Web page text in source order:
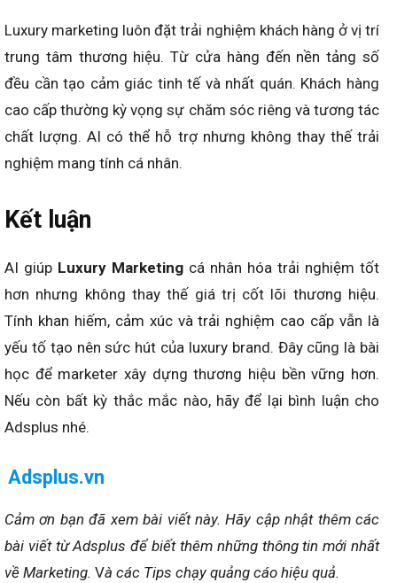
Luxury marketing luôn đặt trải nghiệm khách hàng ở vị trí
trung tâm thương hiệu. Từ cửa hàng đến nền tảng số
đều cần tạo cảm giác tinh tế và nhất quán. Khách hàng
cao cấp thường kỳ vọng sự chăm sóc riêng và tương tác
chất lượng. AI có thể hỗ trợ nhưng không thay thế trải
nghiệm mang tính cá nhân.
Kết luận
AI giúp Luxury Marketing cá nhân hóa trải nghiệm tốt
hơn nhưng không thay thế giá trị cốt lõi thương hiệu.
Tính khan hiếm, cảm xúc và trải nghiệm cao cấp vẫn là
yếu tố tạo nên sức hút của luxury brand. Đây cũng là bài
học để marketer xây dựng thương hiệu bền vững hơn.
Nếu còn bất kỳ thắc mắc nào, hãy để lại bình luận cho
Adsplus nhé.
Adsplus.vn
Cảm ơn bạn đã xem bài viết này. Hãy cập nhật thêm các
bài viết từ Adsplus để biết thêm những thông tin mới nhất
về Marketing. Và các Tips chạy quảng cáo hiệu quả.